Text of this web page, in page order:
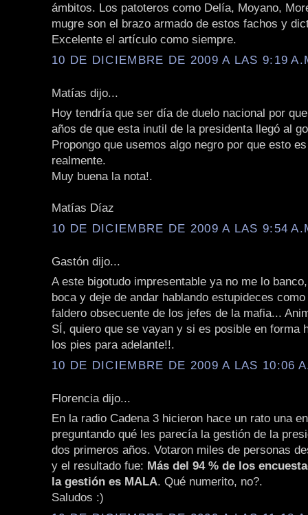
ámbitos. Los patoteros como Delía, Moyano,
mugre son el brazo armado de estos fachos y
Excelente el artículo como siempre.
10 DE DICIEMBRE DE 2009 A LAS 9:19
Matías dijo...
Hoy tendría que ser día de duelo nacional por
años de que esta inutil de la presidenta llegó al
Propongo que usemos algo negro por que esto
realmente.
Muy buena la nota!.
Matías Díaz
10 DE DICIEMBRE DE 2009 A LAS 9:54
Gastón dijo...
A este bigotudo impresentable ya no me lo
boca y deje de andar hablando estupideces
faldero obsecuente de los jefes de la mafia...
SÍ, quiero que se vayan y si es posible en forma
los pies para adelante!!.
10 DE DICIEMBRE DE 2009 A LAS 10:06
Florencia dijo...
En la radio Cadena 3 hicieron hace un rato una
preguntando qué les parecía la gestión de la
dos primeros años. Votaron miles de personas
y el resultado fue: Más del 94 % de los
la gestión es MALA. Qué numerito, no?.
Saludos :)